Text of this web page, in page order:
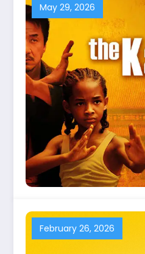
May 29, 2026
February 26, 2026